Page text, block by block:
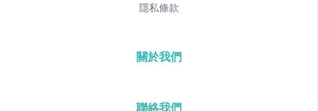
隱私條款
關於我們
聯絡我們